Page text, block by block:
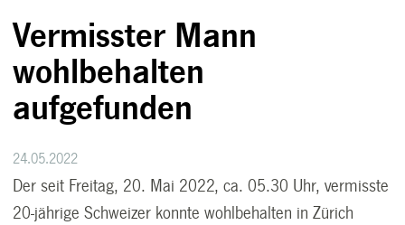
Vermisster Mann
wohlbehalten
aufgefunden
24.05.2022
Der seit Freitag, 20. Mai 2022, ca. 05.30 Uhr, vermisste
20-jährige Schweizer konnte wohlbehalten in Zürich